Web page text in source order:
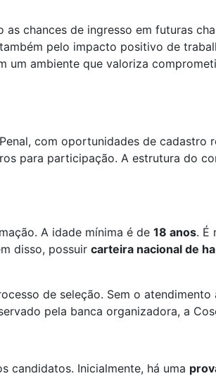
chances de ingresso em futuras
pelo impacto positivo de
um ambiente que valoriza
com oportunidades de cadastro
para participação. A estrutura do
A idade mínima é de 18 anos. É
disso, possuir carteira nacional de
de seleção. Sem o atendimento
pela banca organizadora, a
candidatos. Inicialmente, há uma